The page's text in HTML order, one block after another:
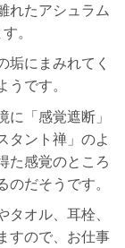
れたアシュラム
。
垢にまみれてく
うです。
「感覚遮断」
タント禅」のよ
た感覚のところ
だそうです。
オル、耳栓、
すので、お仕事